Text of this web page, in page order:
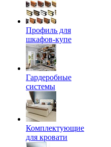
Профиль для
шкафов-купе
Гардеробные
системы
Комплектующие
для кровати